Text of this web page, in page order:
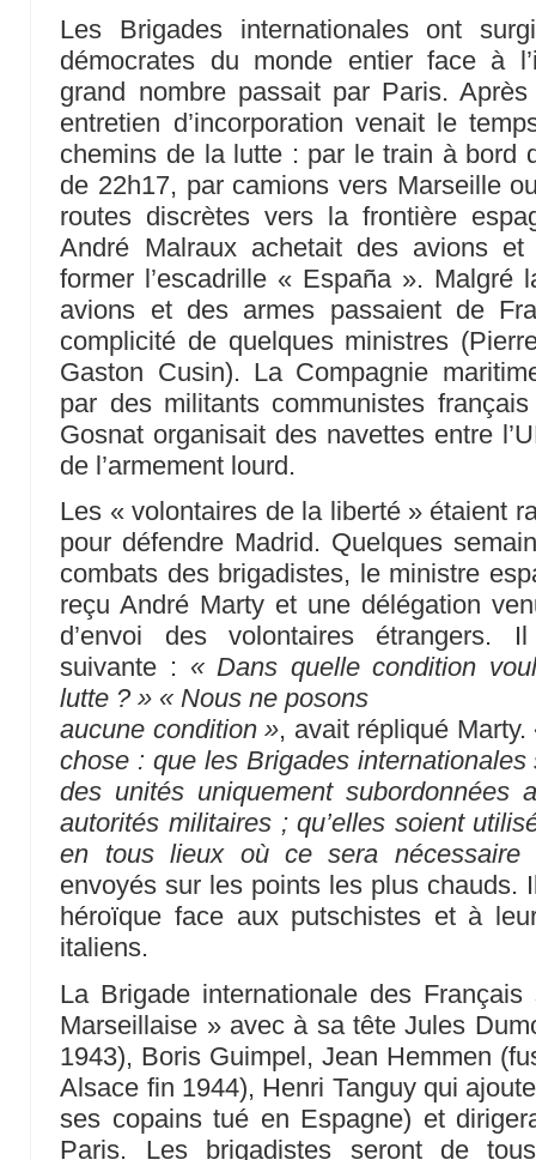
Les Brigades internationales ont
démocrates du monde entier face à
grand nombre passait par Paris.
entretien d’incorporation venait le
chemins de la lutte : par le train à bord
de 22h17, par camions vers Marseille
routes discrètes vers la frontière
André Malraux achetait des avions
former l’escadrille « España ». Malgré
avions et des armes passaient de
complicité de quelques ministres
Gaston Cusin). La Compagnie
par des militants communistes
Gosnat organisait des navettes entre
de l’armement lourd.
Les « volontaires de la liberté » étaient
pour défendre Madrid. Quelques
combats des brigadistes, le ministre
reçu André Marty et une délégation
d’envoi des volontaires étrangers.
suivante : « Dans quelle condition
lutte ? » « Nous ne posons
aucune condition », avait répliqué Marty.
chose : que les Brigades
des unités uniquement subordonnées
autorités militaires ; qu’elles soient
en tous lieux où ce sera nécessaire
envoyés sur les points les plus chauds.
héroïque face aux putschistes et à
italiens.
La Brigade internationale des
Marseillaise » avec à sa tête Jules
1943), Boris Guimpel, Jean Hemmen
Alsace fin 1944), Henri Tanguy qui
ses copains tué en Espagne) et
Paris. Les brigadistes seront de